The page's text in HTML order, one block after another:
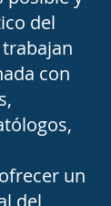
del
con
un
del